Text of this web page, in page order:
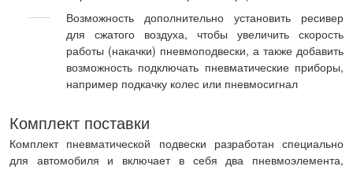
Возможность дополнительно установить ресивер
для сжатого воздуха, чтобы увеличить скорость
работы (накачки) пневмоподвески, а также добавить
возможность подключать пневматические приборы,
например подкачку колес или пневмосигнал
Комплект поставки
Комплект пневматической подвески разработан специально
для автомобиля и включает в себя два пневмоэлемента,